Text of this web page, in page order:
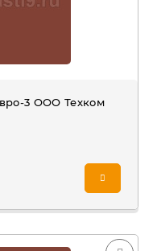
3 ООО Техком